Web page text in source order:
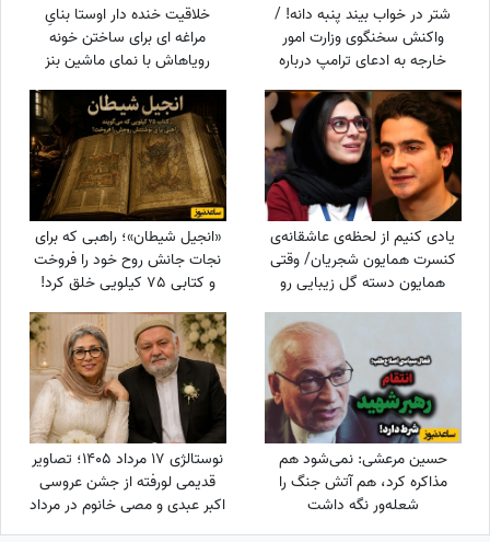
شتر در خواب بیند پنبه دانه! /
واکنش سخنگوی وزارت امور
خارجه به ادعای ترامپ درباره
ایران
خلاقیت خنده دار اوستا بنایِ
مراغه ای برای ساختن خونه
رویاهاش با نمای ماشین بنز
آخرین سیستم / امکانات 0
استعداد 100
یادی کنیم از لحظه‌ی عاشقانه‌ی
کنسرت همایون شجریان/ وقتی
همایون دسته گل زیبایی رو
تقدیم میکنه به سحر
دولت‌شاهی/ چه تیپ مینیمال و
شیکی زده سحر خانم!
«انجیل شیطان»؛ راهبی که برای
نجات جانش روح خود را فروخت
و کتابی 75 کیلویی خلق کرد!
حسین مرعشی: نمی‌شود هم
مذاکره کرد، هم آتش جنگ را
شعله‌ور نگه داشت
نوستالژی 17 مرداد 1405؛ تصاویر
قدیمی لورفته از جشن عروسی
اکبر عبدی و مصی خانوم در مرداد
1365